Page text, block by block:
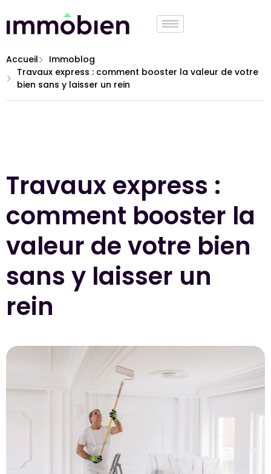
Accueil
Immoblog
Travaux express : comment booster la valeur de votre
bien sans y laisser un rein
Travaux express :
comment booster la
valeur de votre bien
sans y laisser un
rein